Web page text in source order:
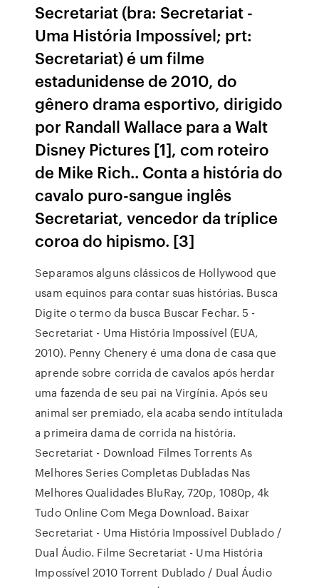
Secretariat (bra: Secretariat -
Uma História Impossível; prt:
Secretariat) é um filme
estadunidense de 2010, do
gênero drama esportivo, dirigido
por Randall Wallace para a Walt
Disney Pictures [1], com roteiro
de Mike Rich.. Conta a história do
cavalo puro-sangue inglês
Secretariat, vencedor da tríplice
coroa do hipismo. [3]
Separamos alguns clássicos de Hollywood que
usam equinos para contar suas histórias. Busca
Digite o termo da busca Buscar Fechar. 5 -
Secretariat - Uma História Impossível (EUA,
2010). Penny Chenery é uma dona de casa que
aprende sobre corrida de cavalos após herdar
uma fazenda de seu pai na Virgínia. Após seu
animal ser premiado, ela acaba sendo intítulada
a primeira dama de corrida na história.
Secretariat - Download Filmes Torrents As
Melhores Series Completas Dubladas Nas
Melhores Qualidades BluRay, 720p, 1080p, 4k
Tudo Online Com Mega Download. Baixar
Secretariat - Uma História Impossível Dublado /
Dual Áudio. Filme Secretariat - Uma História
Impossível 2010 Torrent Dublado / Dual Áudio